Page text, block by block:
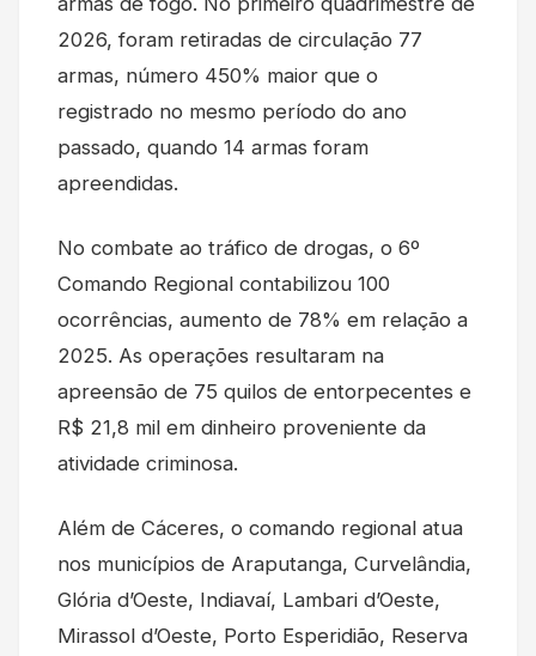
2026, foram retiradas de circulação 77
armas, número 450% maior que o
registrado no mesmo período do ano
passado, quando 14 armas foram
apreendidas.
No combate ao tráfico de drogas, o 6º
Comando Regional contabilizou 100
ocorrências, aumento de 78% em relação a
2025. As operações resultaram na
apreensão de 75 quilos de entorpecentes e
R$ 21,8 mil em dinheiro proveniente da
atividade criminosa.
Além de Cáceres, o comando regional atua
nos municípios de Araputanga, Curvelândia,
Glória d’Oeste, Indiavaí, Lambari d’Oeste,
Mirassol d’Oeste, Porto Esperidião, Reserva